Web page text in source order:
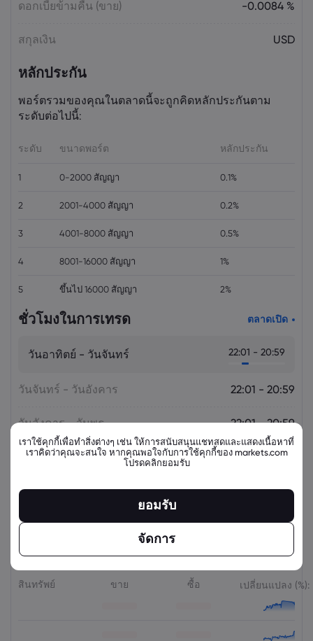
ดอกเบี้ยข้ามคืน (ขาย) -0.0084 %
สกุลเงิน USD
หลักประกัน
พอร์ตรวมของคุณในตลาดนี้จะถูกคิดหลักประกันตาม
ระดับต่อไปนี้:
ระดับ ขนาดพอร์ต หลักประกัน
1 0-2000 สัญญา 0.1%
2 2001-4000 สัญญา 0.2%
3 4001-8000 สัญญา 0.5%
4 8001-16000 สัญญา 1%
5 ขึ้นไป 16000 สัญญา 2%
ชั่วโมงในการเทรด ตลาดเปิด
วันอาทิตย์ - วันจันทร์ 22:01 - 20:59
วันจันทร์ - วันอังคาร 22:01 - 20:59
วันอังคาร - วันพุธ 22:01 - 20:59
วันพุธ - วันพฤหัสบดี 22:01 - 20:59
วันพฤหัสบดี - วันศุกร์ 22:01 - 20:59
ตราสารที่เกี่ยวข้อง
สินทรัพย์ ขาย ซื้อ เปลี่ยนแปลง (%):
เราใช้คุกกี้เพื่อทำสิ่งต่างๆ เช่น ให้การสนับสนุนแชทสดและแสดงเนื้อหาที่
เราคิดว่าคุณจะสนใจ หากคุณพอใจกับการใช้คุกกี้ของ markets.com
โปรดคลิกยอมรับ
ยอมรับ
จัดการ